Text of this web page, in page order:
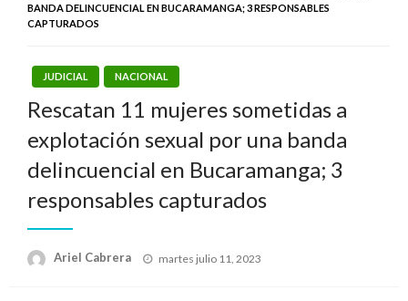
BANDA DELINCUENCIAL EN BUCARAMANGA; 3 RESPONSABLES
CAPTURADOS
JUDICIAL NACIONAL
Rescatan 11 mujeres sometidas a
explotación sexual por una banda
delincuencial en Bucaramanga; 3
responsables capturados
Ariel Cabrera
Publicado
martes julio 11, 2023